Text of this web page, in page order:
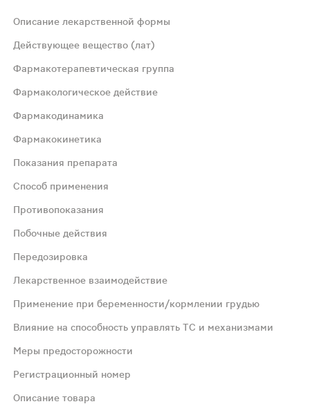
при инфекционно-воспалительных
применения действующего вещества его
фруктозы, глюкозо-галактозная мальабсорбция; -
Описание лекарственной формы
Действующее вещество (лат)
Фармакотерапевтическая группа
Фармакологическое действие
Фармакодинамика
Фармакокинетика
Показания препарата
Способ применения
Противопоказания
Побочные действия
Передозировка
Лекарственное взаимодействие
Применение при беременности/кормлении грудью
Влияние на способность управлять ТС и механизмами
Меры предосторожности
Регистрационный номер
Описание товара